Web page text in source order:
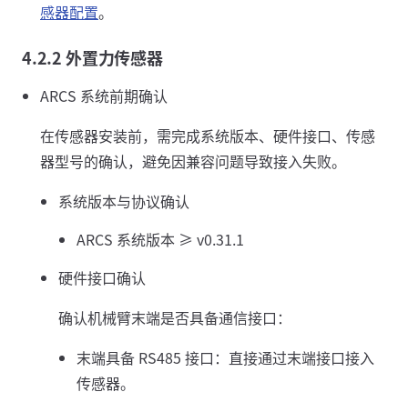
感器配置。
4.2.2 外置力传感器
ARCS 系统前期确认
在传感器安装前，需完成系统版本、硬件接口、传感
器型号的确认，避免因兼容问题导致接入失败。
系统版本与协议确认
ARCS 系统版本 ≥ v0.31.1
硬件接口确认
确认机械臂末端是否具备通信接口：
末端具备 RS485 接口：直接通过末端接口接入
传感器。